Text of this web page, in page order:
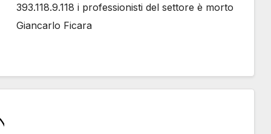
393.118.9.118 i professionisti del settore è morto
Giancarlo Ficara